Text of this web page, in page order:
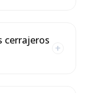
cerrajeros